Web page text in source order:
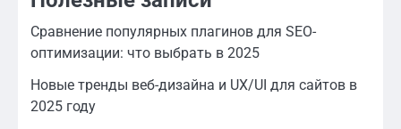
Сравнение популярных плагинов для SEO-
оптимизации: что выбрать в 2025
Новые тренды веб-дизайна и UX/UI для сайтов в
2025 году